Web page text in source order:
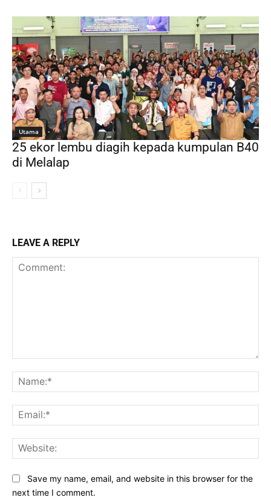
Utama
25 ekor lembu diagih kepada kumpulan B40
di Melalap
LEAVE A REPLY
Save my name, email, and website in this browser for the
next time I comment.